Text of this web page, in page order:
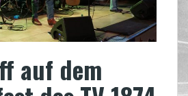
auf dem